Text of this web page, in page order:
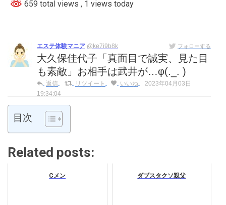
659 total views , 1 views today
エステ体験マニア @ke7i9b8k フォローする
大久保佳代子「真面目で誠実、見た目
も素敵」お相手は武井が…φ(._. )
返信 リツイート いいね
2023年04月03日
19:34:04
目次
Related posts:
Cメン ダブスタクソ親父